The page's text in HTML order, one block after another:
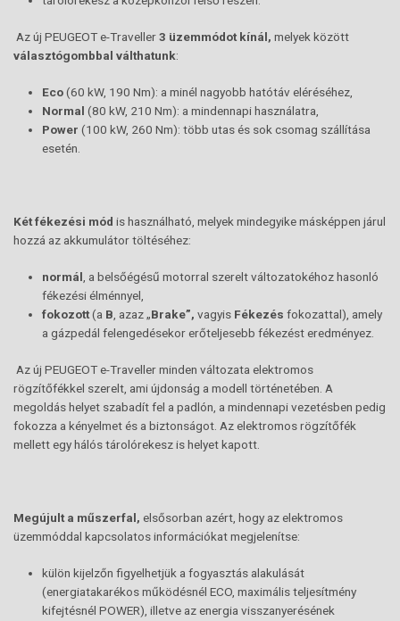
Az új PEUGEOT e-Traveller3 üzemmódot kínál, melyek között
választógombbal válthatunk:
Eco(60 kW, 190 Nm): a minél nagyobb hatótáv eléréséhez,
Normal (80 kW, 210 Nm): a mindennapi használatra,
Power (100 kW, 260 Nm): több utas és sok csomag szállítása
esetén.
Két fékezési mód is használható, melyek mindegyike másképpen járul
hozzá az akkumulátor töltéséhez:
normál , a belsőégésű motorral szerelt változatokéhoz hasonló
fékezési élménnyel,
fokozott(a B , azaz „Brake”, vagyis Fékezés fokozattal), amely
a gázpedál felengedésekor erőteljesebb fékezést eredményez.
Az új PEUGEOT e-Traveller minden változata elektromos
rögzítőfékkel szerelt, ami újdonság a modell történetében. A
megoldás helyet szabadít fel a padlón, a mindennapi vezetésben pedig
fokozza a kényelmet és a biztonságot. Az elektromos rögzítőfék
mellett egy hálós tárolórekesz is helyet kapott.
Megújult a műszerfal, elsősorban azért, hogy az elektromos
üzemmóddal kapcsolatos információkat megjelenítse:
külön kijelzőn figyelhetjük a fogyasztás alakulását
(energiatakarékos működésnél ECO, maximális teljesítmény
kifejtésnél POWER), illetve az energia visszanyerésének